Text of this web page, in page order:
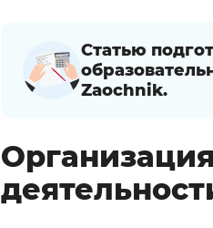
Статью
Zaochnik.